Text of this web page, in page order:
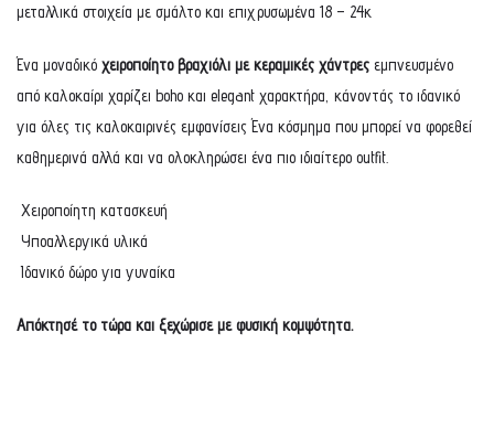
μεταλλικά στοιχεία με σμάλτο και επιχρυσωμένα 18 – 24κ
Ένα μοναδικό χειροποίητο βραχιόλι με κεραμικές χάντρες εμπνευσμένο
από καλοκαίρι χαρίζει boho και elegant χαρακτήρα, κάνοντάς το ιδανικό
για όλες τις καλοκαιρινές εμφανίσεις Ένα κόσμημα που μπορεί να φορεθεί
καθημερινά αλλά και να ολοκληρώσει ένα πιο ιδιαίτερο outfit.
Χειροποίητη κατασκευή
Υποαλλεργικά υλικά
Ιδανικό δώρο για γυναίκα
Απόκτησέ το τώρα και ξεχώρισε με φυσική κομψότητα.